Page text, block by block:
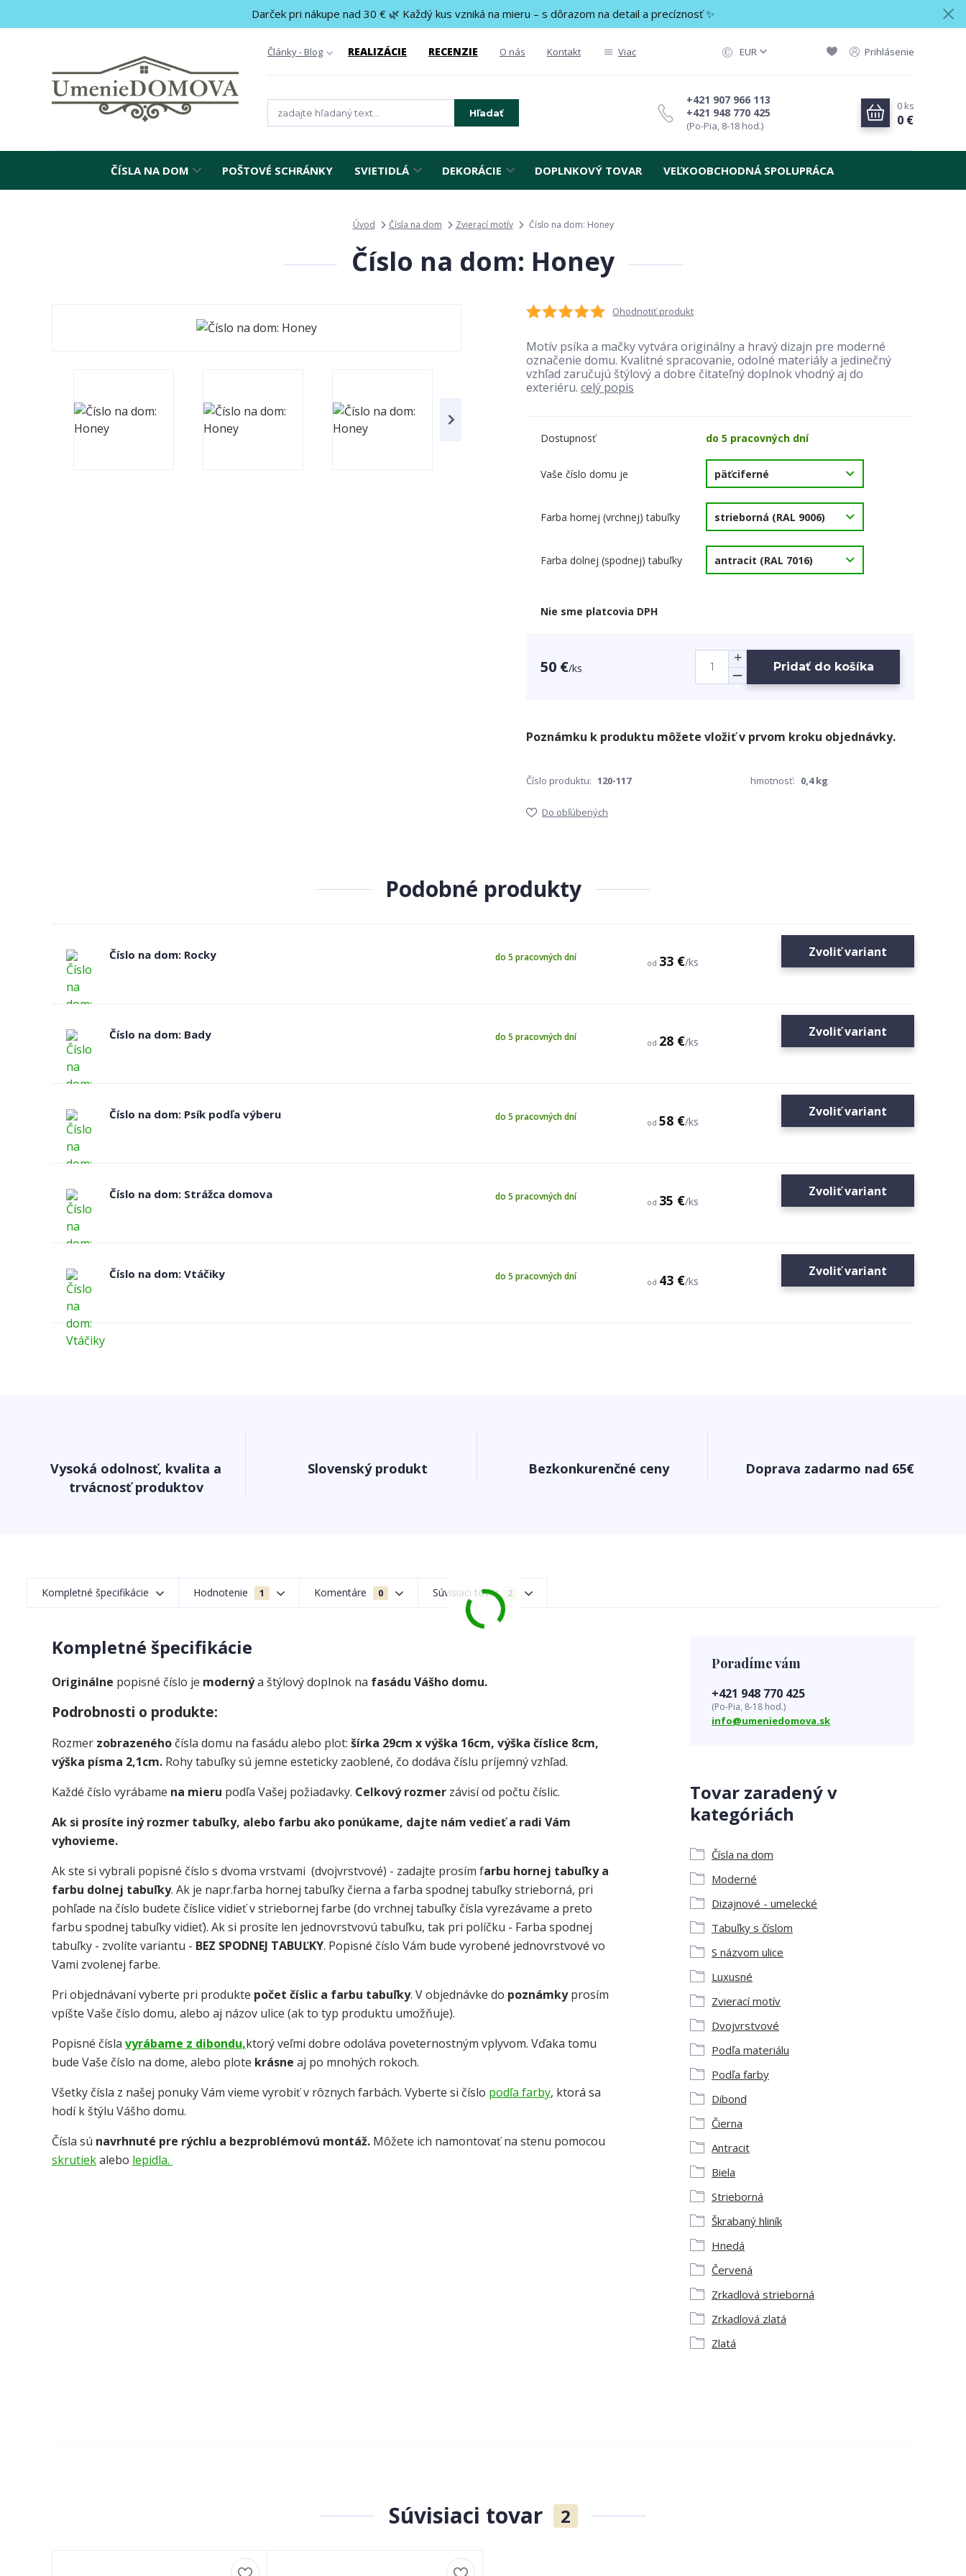
Darček pri nákupe nad 30 € 🌿 Každý kus vzniká na mieru – s dôrazom na detail a precíznosť ✨
Články - Blog REALIZÁCIE RECENZIE O nás Kontakt Viac EUR Prihlásenie
Hľadať +421 948 770 425
+421 907 966 113
(Po-Pia, 8-18 hod.)
0 ks
0 €
ČÍSLA NA DOM POŠTOVÉ SCHRÁNKY SVIETIDLÁ DEKORÁCIE DOPLNKOVÝ TOVAR VEĽKOOBCHODNÁ SPOLUPRÁCA
Úvod Čísla na dom Zvierací motív Číslo na dom: Honey
Číslo na dom: Honey
Ohodnotiť produkt
Motív psíka a mačky vytvára originálny a hravý dizajn pre moderné
označenie domu. Kvalitné spracovanie, odolné materiály a jedinečný
vzhľad zaručujú štýlový a dobre čitateľný doplnok vhodný aj do
exteriéru. celý popis
Dostupnosť do 5 pracovných dní
Vaše číslo domu je
Farba hornej (vrchnej) tabuľky
Farba dolnej (spodnej) tabuľky
Nie sme platcovia DPH
50 €/ks Pridať do košíka
Číslo produktu: 120-117 hmotnosť: 0,4 kg
Do obľúbených
Podobné produkty
Číslo na dom: Rocky
od 33 €/ks
do 5 pracovných dní Zvoliť variant
Číslo na dom: Bady
od 28 €/ks
do 5 pracovných dní Zvoliť variant
Číslo na dom: Psík podľa výberu
od 58 €/ks
do 5 pracovných dní Zvoliť variant
Číslo na dom: Strážca domova
od 35 €/ks
do 5 pracovných dní Zvoliť variant
Číslo na dom: Vtáčiky
od 43 €/ks
do 5 pracovných dní Zvoliť variant
Vysoká odolnosť, kvalita a
trvácnosť produktov
Slovenský produkt Bezkonkurenčné ceny Doprava zadarmo nad 65€
Kompletné špecifikácie Hodnotenie 1 Komentáre 0 Súvisiaci tovar 2
Kompletné špecifikácie
Originálne popisné číslo je modernýa štýlový doplnok na fasádu Vášho domu.
Podrobnosti o produkte:
Rozmer zobrazeného čísla domu na fasádu alebo plot: šírka 29cm x výška 16cm, výška číslice 8cm,
výška písma 2,1cm. Rohy tabuľky sú jemne esteticky zaoblené, čo dodáva číslu príjemný vzhľad.
Každé číslo vyrábame na mieru podľa Vašej požiadavky. Celkový rozmer závisí od počtu číslic.
Ak si prosíte iný rozmer tabuľky, alebo farbu ako ponúkame, dajte nám vedieť a radi Vám
vyhovieme.
Ak ste si vybrali popisné číslo s dvoma vrstvami (dvojvrstvové) - zadajte prosím farbu hornej tabuľky a
farbu dolnej tabuľky. Ak je napr.farba hornej tabuľky čierna a farba spodnej tabuľky strieborná, pri
pohľade na číslo budete číslice vidieť v striebornej farbe (do vrchnej tabuľky čísla vyrezávame a preto
farbu spodnej tabuľky vidieť). Ak si prosíte len jednovrstvovú tabuľku, tak pri políčku - Farba spodnej
tabuľky - zvolíte variantu - BEZ SPODNEJ TABUĽKY. Popisné číslo Vám bude vyrobené jednovrstvové vo
Vami zvolenej farbe.
Pri objednávaní vyberte pri produkte počet číslic a farbu tabuľky. V objednávke do poznámkyprosím
vpíšte Vaše číslo domu, alebo aj názov ulice (ak to typ produktu umožňuje).
Popisné čísla vyrábame z dibondu,ktorý veľmi dobre odoláva poveternostným vplyvom. Vďaka tomu
bude Vaše číslo na dome, alebo plote krásne aj po mnohých rokoch.
Všetky čísla z našej ponuky Vám vieme vyrobiť v rôznych farbách. Vyberte si číslo podľa farby, ktorá sa
hodí k štýlu Vášho domu.
Čísla sú navrhnuté pre rýchlu a bezproblémovú montáž. Môžete ich namontovať na stenu pomocou
skrutiekalebo lepidla.
Tovar zaradený v
kategóriách
Čísla na dom
Moderné
Dizajnové - umelecké
Tabuľky s číslom
S názvom ulice
Luxusné
Zvierací motív
Dvojvrstvové
Podľa materiálu
Podľa farby
Dibond
Čierna
Antracit
Biela
Strieborná
Škrabaný hliník
Hnedá
Červená
Zrkadlová strieborná
Zrkadlová zlatá
Zlatá
Poradíme vám
+421 948 770 425
(Po-Pia, 8-18 hod.)
info@umeniedomova.sk
Súvisiaci tovar 2